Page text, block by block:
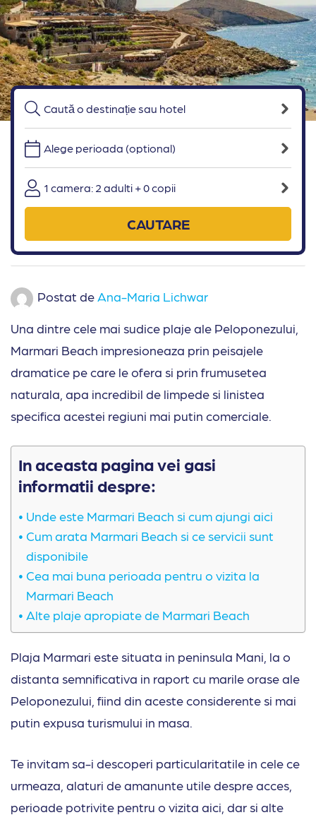
Alege perioada (optional)
1 camera: 2 adulti + 0 copii
CAUTARE
Postat de Ana-Maria Lichwar
Una dintre cele mai sudice plaje ale Peloponezului,
Marmari Beach impresioneaza prin peisajele
dramatice pe care le ofera si prin frumusetea
naturala, apa incredibil de limpede si linistea
specifica acestei regiuni mai putin comerciale.
In aceasta pagina vei gasi
informatii despre:
Unde este Marmari Beach si cum ajungi aici
Cum arata Marmari Beach si ce servicii sunt
disponibile
Cea mai buna perioada pentru o vizita la
Marmari Beach
Alte plaje apropiate de Marmari Beach
Plaja Marmari este situata in peninsula Mani, la o
distanta semnificativa in raport cu marile orase ale
Peloponezului, fiind din aceste considerente si mai
putin expusa turismului in masa.
Te invitam sa-i descoperi particularitatile in cele ce
urmeaza, alaturi de amanunte utile despre acces,
perioade potrivite pentru o vizita aici, dar si alte